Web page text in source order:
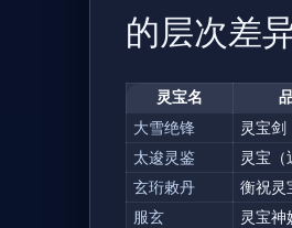
的层次差
灵宝名
大雪绝锋
灵宝剑
太逡灵鉴
灵宝（
玄珩敕丹
衡祝灵
服玄
灵宝神